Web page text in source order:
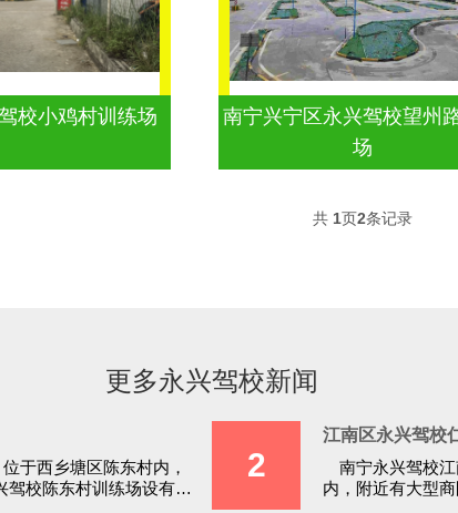
校小鸡村训练场
南宁兴宁区永兴驾校望州
场
共 1页2条记录
更多永兴驾校新闻
于西乡塘区陈东村内，
驾校陈东村训练场设有小
2
江南区永兴驾校
南宁永兴驾校江
内，附近有大型